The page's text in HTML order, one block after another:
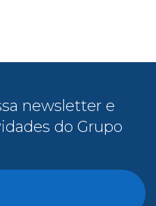
newsletter e
do Grupo